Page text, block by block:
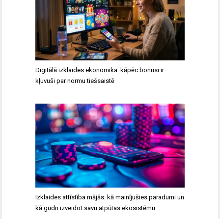
Digitālā izklaides ekonomika: kāpēc bonusi ir
kļuvuši par normu tiešsaistē
Izklaides attīstība mājās: kā mainījušies paradumi un
kā gudri izveidot savu atpūtas ekosistēmu